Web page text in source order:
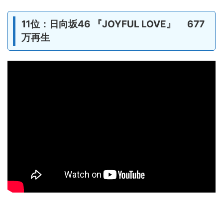
11位：日向坂46 『JOYFUL LOVE』 677
万再生